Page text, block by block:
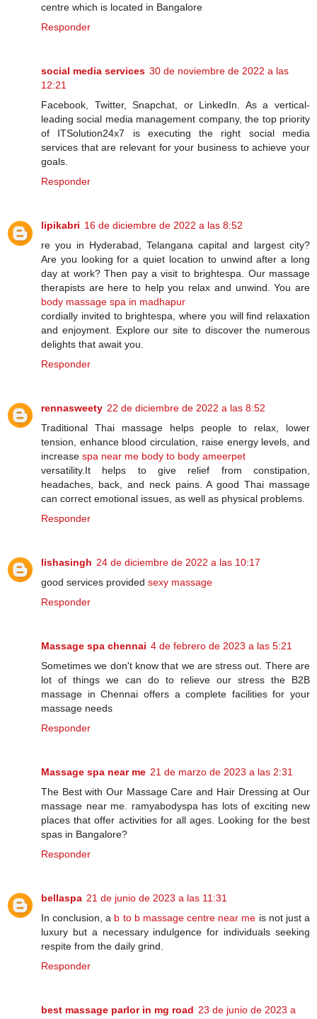
centre which is located in Bangalore
Responder
social media services 30 de noviembre de 2022 a las
12:21
Facebook, Twitter, Snapchat, or LinkedIn. As a vertical-
leading social media management company, the top priority
of ITSolution24x7 is executing the right social media
services that are relevant for your business to achieve your
goals.
Responder
lipikabri 16 de diciembre de 2022 a las 8:52
re you in Hyderabad, Telangana capital and largest city?
Are you looking for a quiet location to unwind after a long
day at work? Then pay a visit to brightespa. Our massage
therapists are here to help you relax and unwind. You are
body massage spa in madhapur
cordially invited to brightespa, where you will find relaxation
and enjoyment. Explore our site to discover the numerous
delights that await you.
Responder
rennasweety 22 de diciembre de 2022 a las 8:52
Traditional Thai massage helps people to relax, lower
tension, enhance blood circulation, raise energy levels, and
increase spa near me body to body ameerpet
versatility.It helps to give relief from constipation,
headaches, back, and neck pains. A good Thai massage
can correct emotional issues, as well as physical problems.
Responder
lishasingh 24 de diciembre de 2022 a las 10:17
good services provided sexy massage
Responder
Massage spa chennai 4 de febrero de 2023 a las 5:21
Sometimes we don't know that we are stress out. There are
lot of things we can do to relieve our stress the B2B
massage in Chennai offers a complete facilities for your
massage needs
Responder
Massage spa near me 21 de marzo de 2023 a las 2:31
The Best with Our Massage Care and Hair Dressing at Our
massage near me. ramyabodyspa has lots of exciting new
places that offer activities for all ages. Looking for the best
spas in Bangalore?
Responder
bellaspa 21 de junio de 2023 a las 11:31
In conclusion, a b to b massage centre near me is not just a
luxury but a necessary indulgence for individuals seeking
respite from the daily grind.
Responder
best massage parlor in mg road 23 de junio de 2023 a